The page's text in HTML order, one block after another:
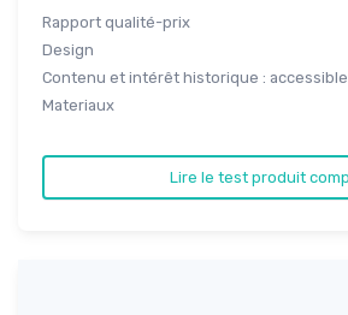
Rapport qualité-prix
Design
Materiaux
Lire le test produit